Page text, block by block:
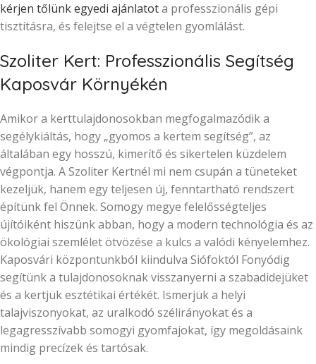
kérjen tőlünk egyedi ajánlatota professzionális gépi
tisztításra, és felejtse el a végtelen gyomlálást.
Szoliter Kert: Professzionális Segítség
Kaposvár Környékén
Amikor a kerttulajdonosokban megfogalmazódik a
segélykiáltás, hogy „gyomos a kertem segítség”, az
általában egy hosszú, kimerítő és sikertelen küzdelem
végpontja. A Szoliter Kertnél mi nem csupán a tüneteket
kezeljük, hanem egy teljesen új, fenntartható rendszert
építünk fel Önnek. Somogy megye felelősségteljes
újítóiként hiszünk abban, hogy a modern technológia és az
ökológiai szemlélet ötvözése a kulcs a valódi kényelemhez.
Kaposvári központunkból kiindulva Siófoktól Fonyódig
segítünk a tulajdonosoknak visszanyerni a szabadidejüket
és a kertjük esztétikai értékét. Ismerjük a helyi
talajviszonyokat, az uralkodó szélirányokat és a
legagresszívabb somogyi gyomfajokat, így megoldásaink
mindig precízek és tartósak.